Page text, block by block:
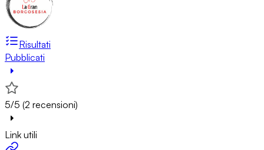
Risultati
Pubblicati
5/5 (2 recensioni)
Link utili